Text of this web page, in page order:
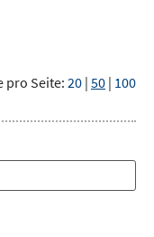
pro Seite:20 | 50 | 100